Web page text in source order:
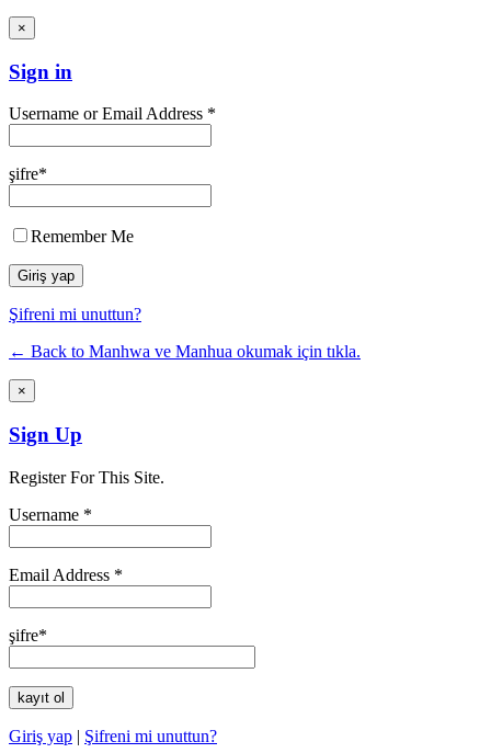
×
Sign in
Username or Email Address *
şifre*
Remember Me
Şifreni mi unuttun?
← Back to Manhwa ve Manhua okumak için tıkla.
×
Sign Up
Register For This Site.
Username *
Email Address *
şifre*
Giriş yap | Şifreni mi unuttun?